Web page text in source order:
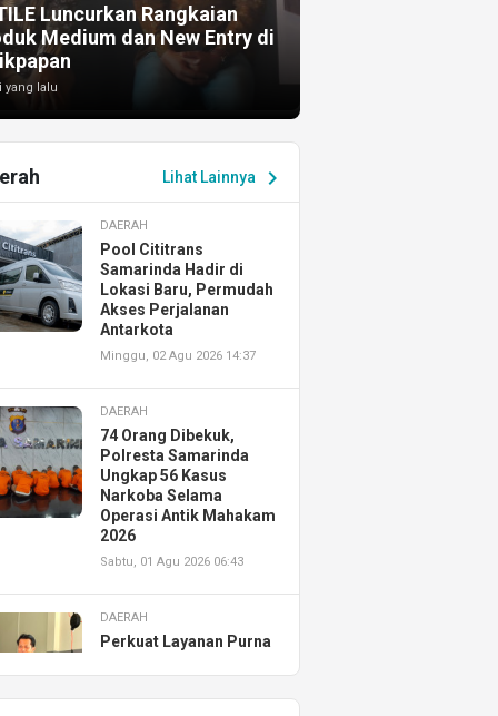
Luncurkan Rangkaian
Medium dan New Entry di
yang lalu
Lihat Lainnya chevron_right
DAERAH
Pool Cititrans
Samarinda Hadir di
Lokasi Baru, Permudah
Akses Perjalanan
Antarkota
Minggu, 02 Agu 2026 14:37
DAERAH
74 Orang Dibekuk,
Polresta Samarinda
Ungkap 56 Kasus
Narkoba Selama
Operasi Antik Mahakam
2026
Sabtu, 01 Agu 2026 06:43
DAERAH
Perkuat Layanan Purna
Resmikan AHASS